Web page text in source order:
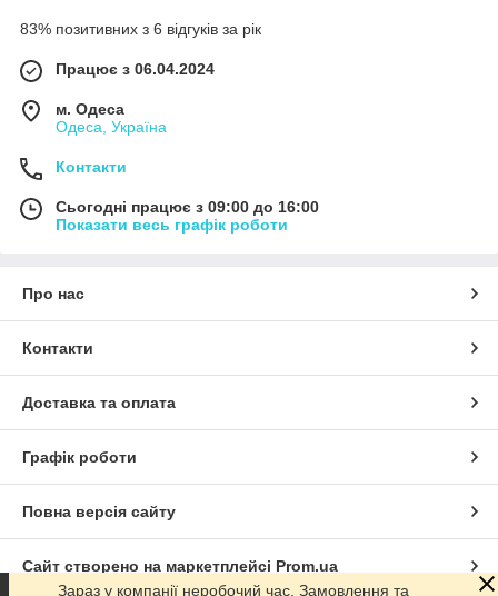
83% позитивних з 6 відгуків за рік
Працює з 06.04.2024
м. Одеса
Одеса, Україна
Контакти
Сьогодні працює з 09:00 до 16:00
Показати весь графік роботи
Про нас
Контакти
Доставка та оплата
Графік роботи
Повна версія сайту
Сайт створено на маркетплейсі Prom.ua
Зараз у компанії неробочий час. Замовлення та